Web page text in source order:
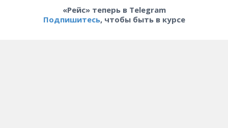
«Рейс» теперь в Telegram
Подпишитесь, чтобы быть в курсе